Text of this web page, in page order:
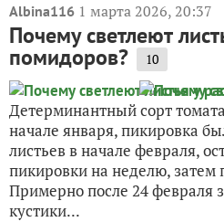
Albina116 1 марта 2026, 20:37
Почему светлеют
помидоров? 10
Детерминантный сорт
начале января, пикировка
листьев в начале февраля,
пикировки на неделю, затем
Примерно после 24 февраля
кустики...